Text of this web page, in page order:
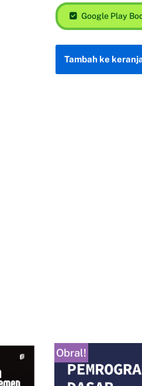
Google Play
Tambah ke
Obral!